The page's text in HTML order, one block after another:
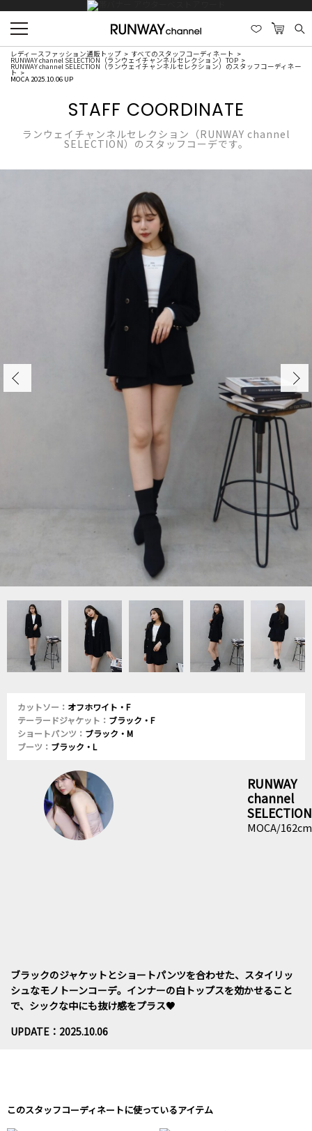
レディースファッション通販トップ すべてのスタッフコーディネート
RUNWAY channel SELECTION（ランウェイチャンネルセレクション）TOP
RUNWAY channel SELECTION（ランウェイチャンネルセレクション）のスタッフコーディネー
ト
MOCA 2025.10.06 UP
STAFF COORDINATE
ランウェイチャンネルセレクション（RUNWAY channel
SELECTION）のスタッフコーデです。
カットソー： オフホワイト・F
テーラードジャケット： ブラック・F
ショートパンツ： ブラック・M
ブーツ： ブラック・L
RUNWAY
channel
SELECTION
MOCA/162cm
ブラックのジャケットとショートパンツを合わせた、スタイリッ
シュなモノトーンコーデ。インナーの白トップスを効かせること
で、シックな中にも抜け感をプラス🖤
UPDATE：2025.10.06
このスタッフコーディネートに使っているアイテム